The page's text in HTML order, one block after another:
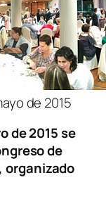
de 2015
de 2015 se
de